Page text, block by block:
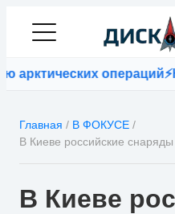
операций⚡
Главная / В ФОКУСЕ /
В Киеве российские
В Киеве